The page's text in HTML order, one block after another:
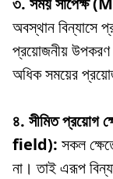
অবস্থান বিন্যাসে
প্রয়োজনীয় উপকরণ
অধিক সময়ের
৪. সীমিত
field): সকল
না। তাই এরূপ